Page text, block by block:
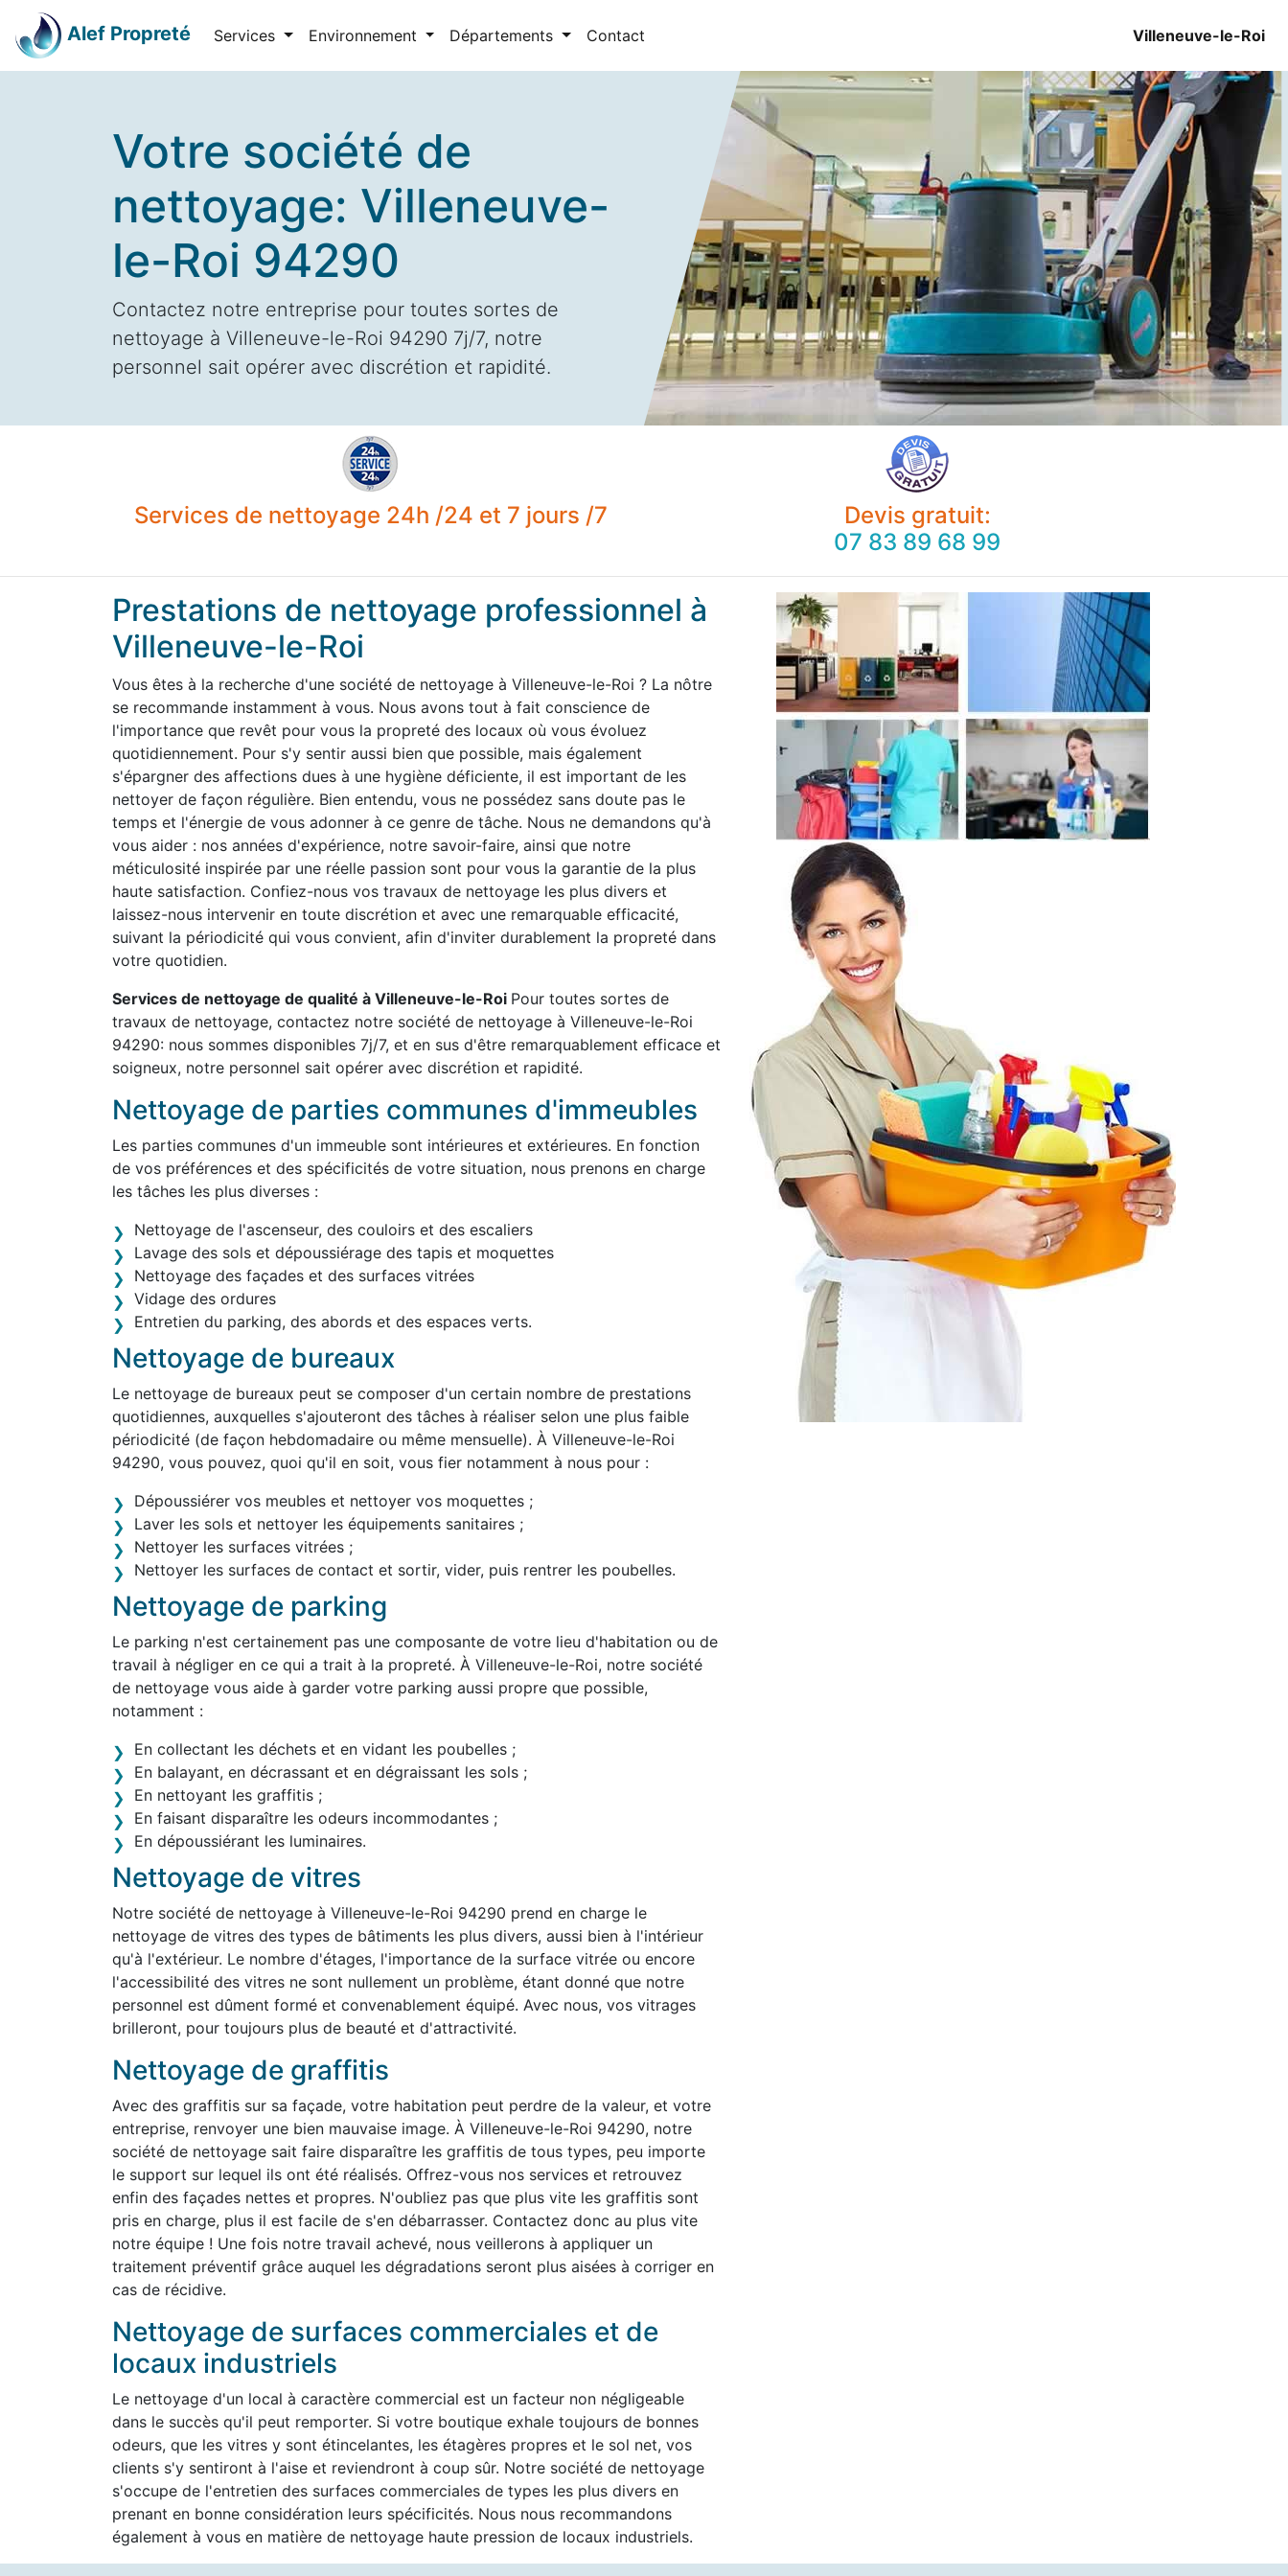
Alef Propreté Services Environnement Départements Contact Villeneuve-le-Roi
Votre société de
nettoyage: Villeneuve-
le-Roi 94290
Contactez notre entreprise pour toutes sortes de
nettoyage à Villeneuve-le-Roi 94290 7j/7, notre
personnel sait opérer avec discrétion et rapidité.
Services de nettoyage 24h /24 et 7 jours /7
Devis gratuit:
07 83 89 68 99
Prestations de nettoyage professionnel à
Villeneuve-le-Roi
Vous êtes à la recherche d'une société de nettoyage à Villeneuve-le-Roi ? La nôtre
se recommande instamment à vous. Nous avons tout à fait conscience de
l'importance que revêt pour vous la propreté des locaux où vous évoluez
quotidiennement. Pour s'y sentir aussi bien que possible, mais également
s'épargner des affections dues à une hygiène déficiente, il est important de les
nettoyer de façon régulière. Bien entendu, vous ne possédez sans doute pas le
temps et l'énergie de vous adonner à ce genre de tâche. Nous ne demandons qu'à
vous aider : nos années d'expérience, notre savoir-faire, ainsi que notre
méticulosité inspirée par une réelle passion sont pour vous la garantie de la plus
haute satisfaction. Confiez-nous vos travaux de nettoyage les plus divers et
laissez-nous intervenir en toute discrétion et avec une remarquable efficacité,
suivant la périodicité qui vous convient, afin d'inviter durablement la propreté dans
votre quotidien.
Services de nettoyage de qualité à Villeneuve-le-Roi Pour toutes sortes de
travaux de nettoyage, contactez notre société de nettoyage à Villeneuve-le-Roi
94290: nous sommes disponibles 7j/7, et en sus d'être remarquablement efficace et
soigneux, notre personnel sait opérer avec discrétion et rapidité.
Nettoyage de parties communes d'immeubles
Les parties communes d'un immeuble sont intérieures et extérieures. En fonction
de vos préférences et des spécificités de votre situation, nous prenons en charge
les tâches les plus diverses :
Nettoyage de l'ascenseur, des couloirs et des escaliers
Lavage des sols et dépoussiérage des tapis et moquettes
Nettoyage des façades et des surfaces vitrées
Vidage des ordures
Entretien du parking, des abords et des espaces verts.
Nettoyage de bureaux
Le nettoyage de bureaux peut se composer d'un certain nombre de prestations
quotidiennes, auxquelles s'ajouteront des tâches à réaliser selon une plus faible
périodicité (de façon hebdomadaire ou même mensuelle). À Villeneuve-le-Roi
94290, vous pouvez, quoi qu'il en soit, vous fier notamment à nous pour :
Dépoussiérer vos meubles et nettoyer vos moquettes ;
Laver les sols et nettoyer les équipements sanitaires ;
Nettoyer les surfaces vitrées ;
Nettoyer les surfaces de contact et sortir, vider, puis rentrer les poubelles.
Nettoyage de parking
Le parking n'est certainement pas une composante de votre lieu d'habitation ou de
travail à négliger en ce qui a trait à la propreté. À Villeneuve-le-Roi, notre société
de nettoyage vous aide à garder votre parking aussi propre que possible,
notamment :
En collectant les déchets et en vidant les poubelles ;
En balayant, en décrassant et en dégraissant les sols ;
En nettoyant les graffitis ;
En faisant disparaître les odeurs incommodantes ;
En dépoussiérant les luminaires.
Nettoyage de vitres
Notre société de nettoyage à Villeneuve-le-Roi 94290 prend en charge le
nettoyage de vitres des types de bâtiments les plus divers, aussi bien à l'intérieur
qu'à l'extérieur. Le nombre d'étages, l'importance de la surface vitrée ou encore
l'accessibilité des vitres ne sont nullement un problème, étant donné que notre
personnel est dûment formé et convenablement équipé. Avec nous, vos vitrages
brilleront, pour toujours plus de beauté et d'attractivité.
Nettoyage de graffitis
Avec des graffitis sur sa façade, votre habitation peut perdre de la valeur, et votre
entreprise, renvoyer une bien mauvaise image. À Villeneuve-le-Roi 94290, notre
société de nettoyage sait faire disparaître les graffitis de tous types, peu importe
le support sur lequel ils ont été réalisés. Offrez-vous nos services et retrouvez
enfin des façades nettes et propres. N'oubliez pas que plus vite les graffitis sont
pris en charge, plus il est facile de s'en débarrasser. Contactez donc au plus vite
notre équipe ! Une fois notre travail achevé, nous veillerons à appliquer un
traitement préventif grâce auquel les dégradations seront plus aisées à corriger en
cas de récidive.
Nettoyage de surfaces commerciales et de
locaux industriels
Le nettoyage d'un local à caractère commercial est un facteur non négligeable
dans le succès qu'il peut remporter. Si votre boutique exhale toujours de bonnes
odeurs, que les vitres y sont étincelantes, les étagères propres et le sol net, vos
clients s'y sentiront à l'aise et reviendront à coup sûr. Notre société de nettoyage
s'occupe de l'entretien des surfaces commerciales de types les plus divers en
prenant en bonne considération leurs spécificités. Nous nous recommandons
également à vous en matière de nettoyage haute pression de locaux industriels.